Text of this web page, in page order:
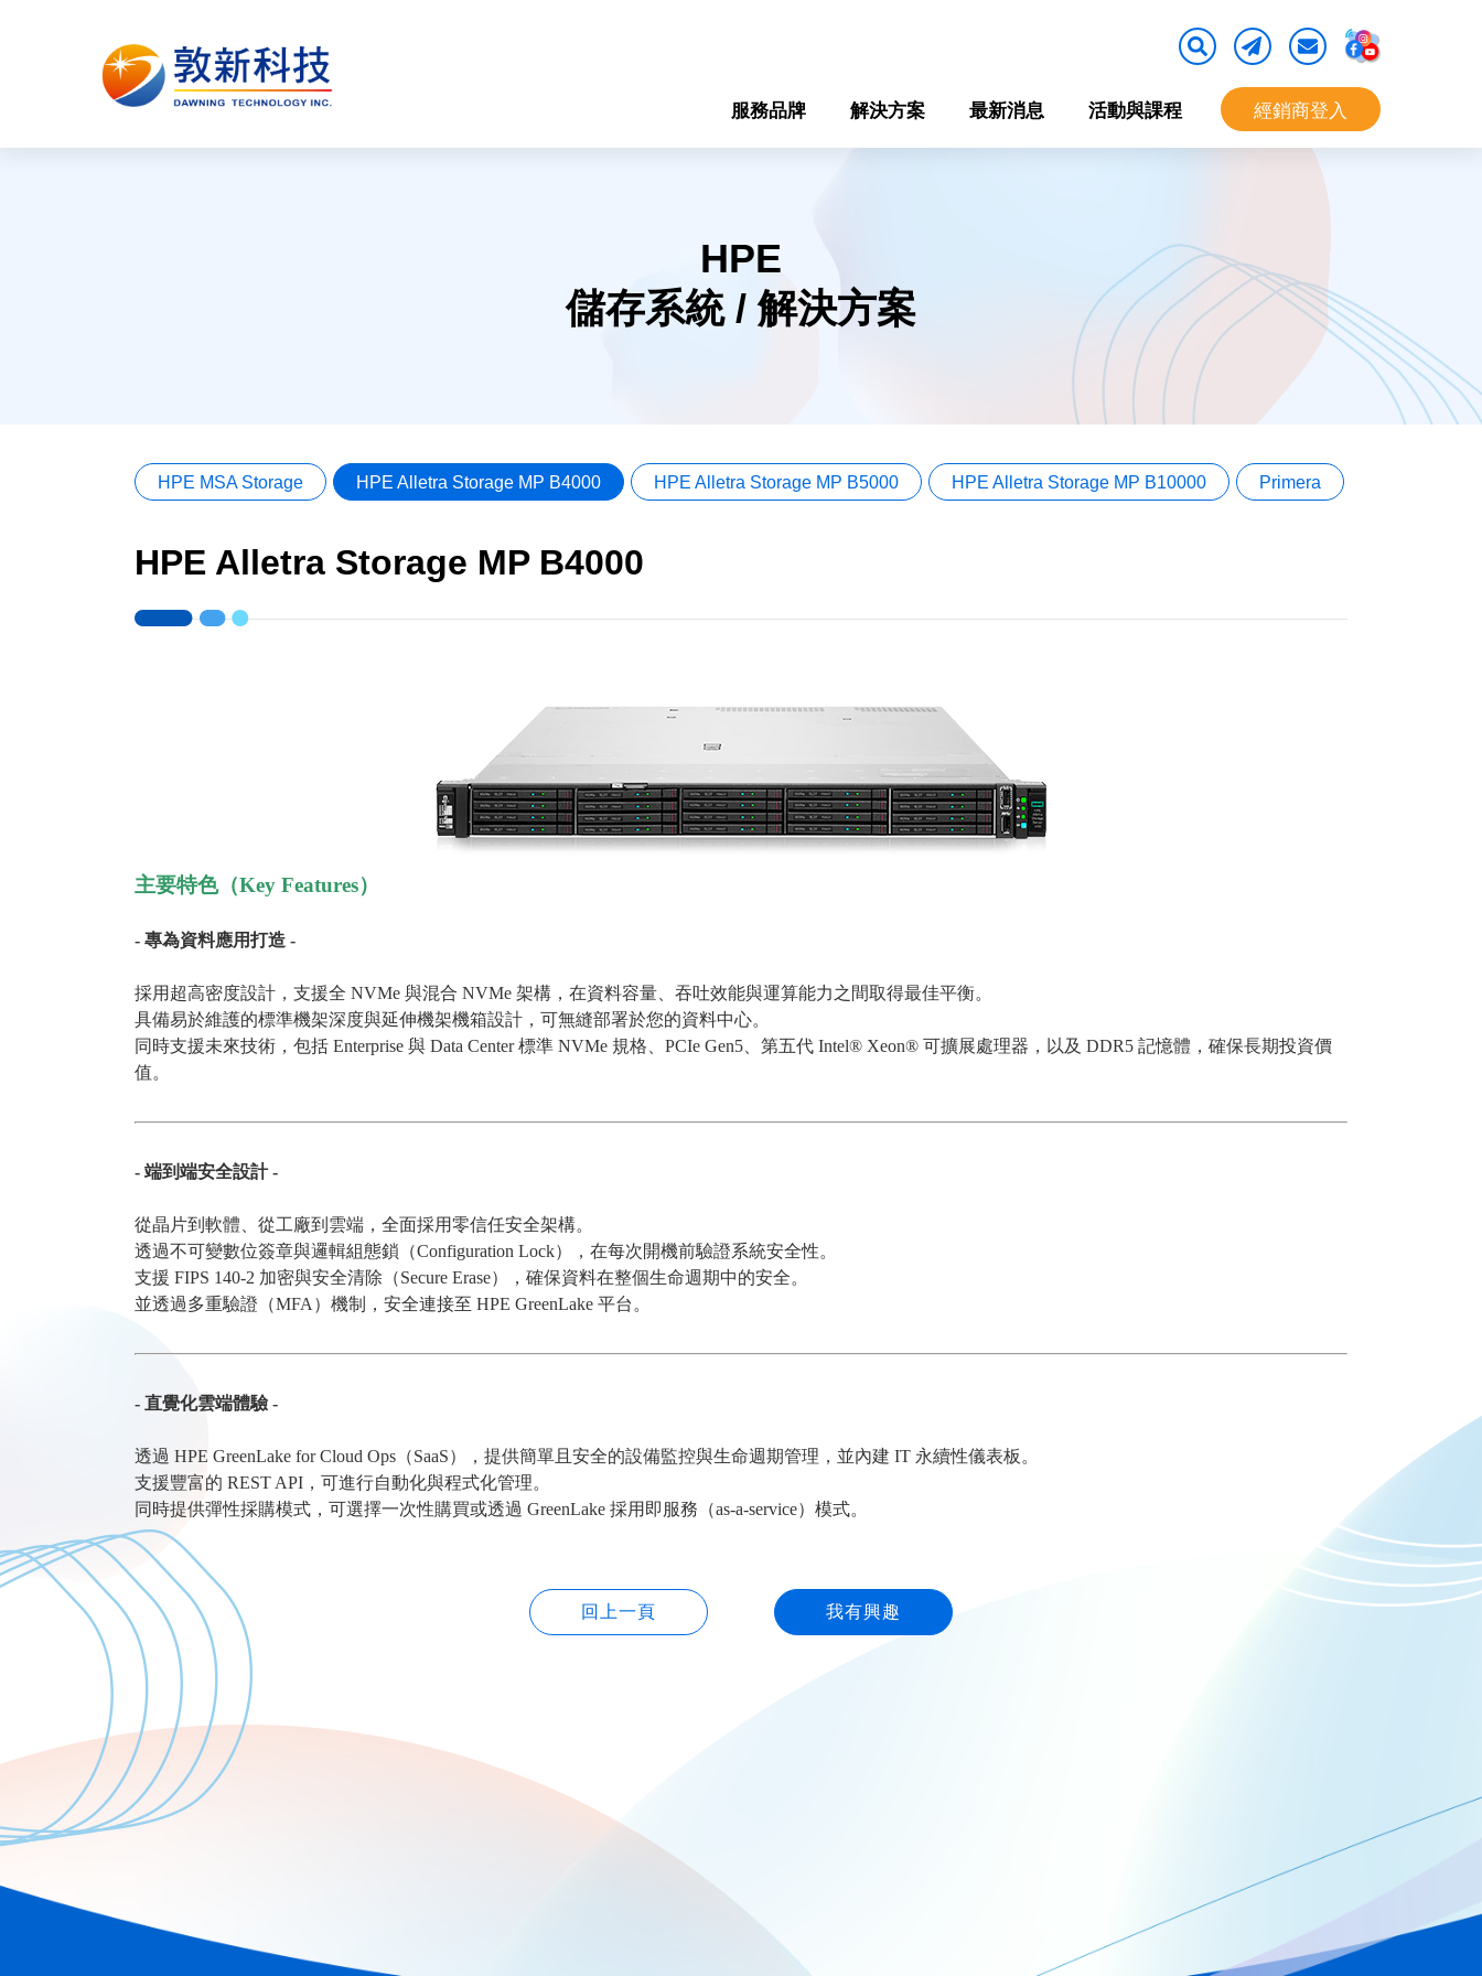
服務品牌 解決方案 最新消息 活動與課程 經銷商登入
HPE
儲存系統 / 解決方案
HPE MSA Storage HPE Alletra Storage MP B4000 HPE Alletra Storage MP B5000 HPE Alletra Storage MP B10000 Primera
HPE Alletra Storage MP B4000
主要特色（Key Features）
- 專為資料應用打造 -
採用超高密度設計，支援全 NVMe 與混合 NVMe 架構，在資料容量、吞吐效能與運算能力之間取得最佳平衡。
具備易於維護的標準機架深度與延伸機架機箱設計，可無縫部署於您的資料中心。
同時支援未來技術，包括 Enterprise 與 Data Center 標準 NVMe 規格、PCIe Gen5、第五代 Intel® Xeon® 可擴展處理器，以及 DDR5 記憶體，確保長期投資價
值。
- 端到端安全設計 -
從晶片到軟體、從工廠到雲端，全面採用零信任安全架構。
透過不可變數位簽章與邏輯組態鎖（Configuration Lock），在每次開機前驗證系統安全性。
支援 FIPS 140-2 加密與安全清除（Secure Erase），確保資料在整個生命週期中的安全。
並透過多重驗證（MFA）機制，安全連接至 HPE GreenLake 平台。
- 直覺化雲端體驗 -
透過 HPE GreenLake for Cloud Ops（SaaS），提供簡單且安全的設備監控與生命週期管理，並內建 IT 永續性儀表板。
支援豐富的 REST API，可進行自動化與程式化管理。
同時提供彈性採購模式，可選擇一次性購買或透過 GreenLake 採用即服務（as-a-service）模式。